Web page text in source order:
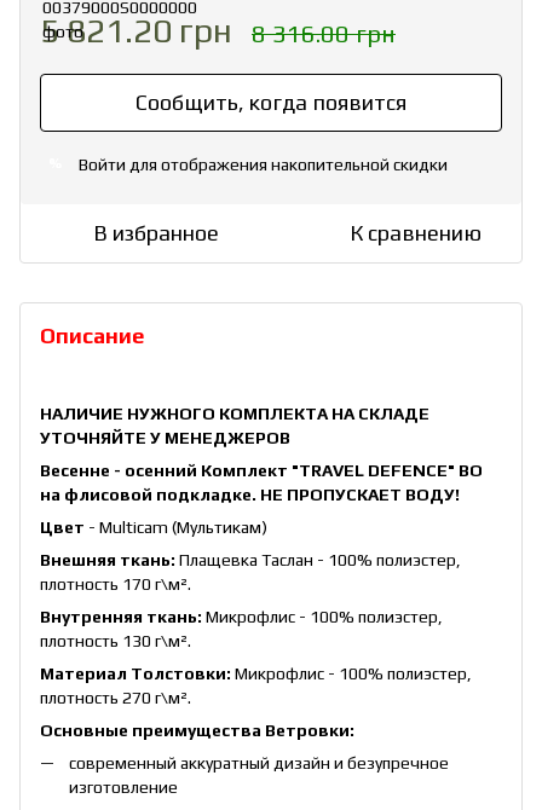
5 821.20 грн 8 316.00 грн
Сообщить, когда появится
Войти для отображения накопительной скидки
В избранное К сравнению
Описание
НАЛИЧИЕ НУЖНОГО КОМПЛЕКТА НА СКЛАДЕ
УТОЧНЯЙТЕ У МЕНЕДЖЕРОВ
Весенне - осенний Комплект "TRAVEL DEFENCE" ВО
на флисовой подкладке. НЕ ПРОПУСКАЕТ ВОДУ!
Цвет - Multicam (Мультикам)
Внешняя ткань: Плащевка Таслан - 100% полиэстер,
плотность 170 г\м².
Внутренняя ткань: Микрофлис - 100% полиэстер,
плотность 130 г\м².
Материал Толстовки: Микрофлис - 100% полиэстер,
плотность 270 г\м².
Основные преимущества Ветровки:
современный аккуратный дизайн и безупречное
изготовление